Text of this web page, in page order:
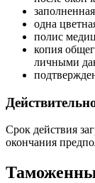
одна
полис
копия
личными
Срок действия
окончания